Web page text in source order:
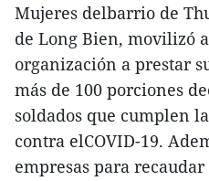
Mujeres delbarrio de
de Long Bien, movilizó
organización a prestar
más de 100 porciones
soldados que cumplen
contra elCOVID-19.
empresas para